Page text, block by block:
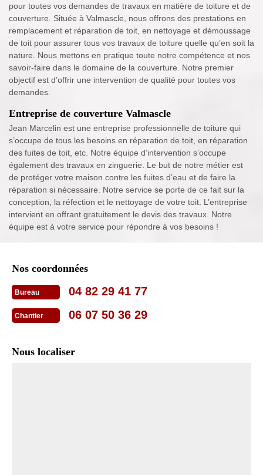
pour toutes vos demandes de travaux en matière de toiture et de
couverture. Située à Valmascle, nous offrons des prestations en
remplacement et réparation de toit, en nettoyage et démoussage
de toit pour assurer tous vos travaux de toiture quelle qu’en soit la
nature. Nous mettons en pratique toute notre compétence et nos
savoir-faire dans le domaine de la couverture. Notre premier
objectif est d’offrir une intervention de qualité pour toutes vos
demandes.
Entreprise de couverture Valmascle
Jean Marcelin est une entreprise professionnelle de toiture qui
s’occupe de tous les besoins en réparation de toit, en réparation
des fuites de toit, etc. Notre équipe d’intervention s’occupe
également des travaux en zinguerie. Le but de notre métier est
de protéger votre maison contre les fuites d’eau et de faire la
réparation si nécessaire. Notre service se porte de ce fait sur la
conception, la réfection et le nettoyage de votre toit. L’entreprise
intervient en offrant gratuitement le devis des travaux. Notre
équipe est à votre service pour répondre à vos besoins !
Nos coordonnées
Bureau 04 82 29 41 77
Chantier 06 07 50 36 29
Nous localiser